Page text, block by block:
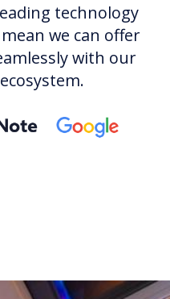
technology
we can offer
with our